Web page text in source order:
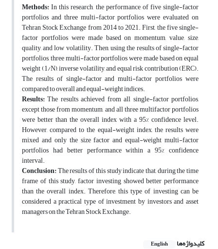
Methods:In this research, the performance of five single-factor
portfolios and three multi-factor portfolios were evaluated on
Tehran Stock Exchange from 2014 to 2021. First, the five single-
factor portfolios were made based on momentum, value, size,
quality, and low volatility. Then, using the results of single-factor
portfolios, three multi-factor portfolios were made based on equal
weight (1/N), inverse volatility, and equal risk contribution (ERC).
The results of single-factor and multi-factor portfolios were
compared to overall and equal-weight indices.
Results:The results achieved from all single-factor portfolios,
except those from momentum, and all three multifactor portfolios
were better than the overall index with a 95% confidence level.
However, compared to the equal-weight index, the results were
mixed and only the size factor and equal-weight multi-factor
portfolios had better performance within a 95% confidence
interval.
Conclusion:The results of this study indicate that, during the time
frame of this study, factor investing showed better performance
than the overall index. Therefore, this type of investing can be
considered a practical type of investment by investors and asset
managers on the Tehran Stock Exchange.
کلیدواژه‌ها English